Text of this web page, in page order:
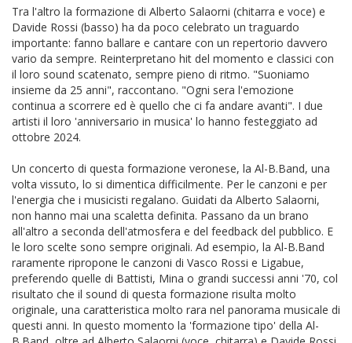
Tra l'altro la formazione di Alberto Salaorni (chitarra e voce) e
Davide Rossi (basso) ha da poco celebrato un traguardo
importante: fanno ballare e cantare con un repertorio davvero
vario da sempre. Reinterpretano hit del momento e classici con
il loro sound scatenato, sempre pieno di ritmo. "Suoniamo
insieme da 25 anni", raccontano. "Ogni sera l'emozione
continua a scorrere ed è quello che ci fa andare avanti". I due
artisti il loro 'anniversario in musica' lo hanno festeggiato ad
ottobre 2024.
Un concerto di questa formazione veronese, la Al-B.Band, una
volta vissuto, lo si dimentica difficilmente. Per le canzoni e per
l'energia che i musicisti regalano. Guidati da Alberto Salaorni,
non hanno mai una scaletta definita. Passano da un brano
all'altro a seconda dell'atmosfera e del feedback del pubblico. E
le loro scelte sono sempre originali. Ad esempio, la Al-B.Band
raramente ripropone le canzoni di Vasco Rossi e Ligabue,
preferendo quelle di Battisti, Mina o grandi successi anni '70, col
risultato che il sound di questa formazione risulta molto
originale, una caratteristica molto rara nel panorama musicale di
questi anni. In questo momento la 'formazione tipo' della Al-